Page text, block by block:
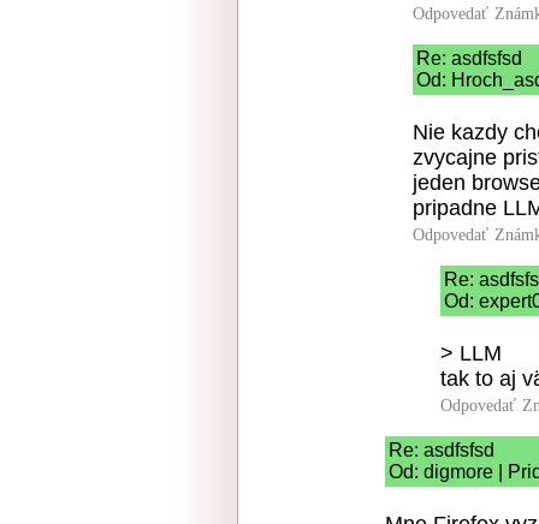
Odpovedať
Re: asdfsfsd
Od:
Nie kazdy
zvycajne
jeden
pripadne
Odpovedať
Re:
Od:
> LLM
tak to aj
Odpovedať
Re: asdfsfsd
Od: digmore |